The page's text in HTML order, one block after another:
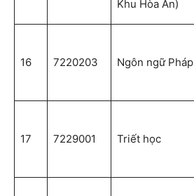
Khu Hòa An)
16 7220203 Ngôn ngữ Pháp
17 7229001 Triết học